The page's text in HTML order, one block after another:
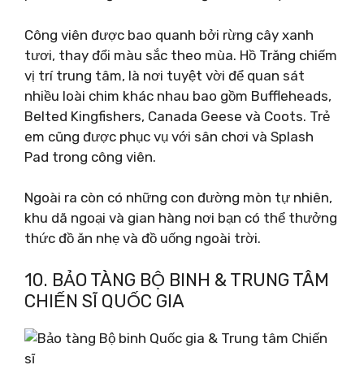
Công viên được bao quanh bởi rừng cây xanh
tươi, thay đổi màu sắc theo mùa. Hồ Trăng chiếm
vị trí trung tâm, là nơi tuyệt vời để quan sát
nhiều loài chim khác nhau bao gồm Buffleheads,
Belted Kingfishers, Canada Geese và Coots. Trẻ
em cũng được phục vụ với sân chơi và Splash
Pad trong công viên.
Ngoài ra còn có những con đường mòn tự nhiên,
khu dã ngoại và gian hàng nơi bạn có thể thưởng
thức đồ ăn nhẹ và đồ uống ngoài trời.
10. BẢO TÀNG BỘ BINH & TRUNG TÂM
CHIẾN SĨ QUỐC GIA